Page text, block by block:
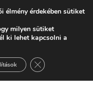
élmény érdekében sütiket
milyen sütiket
ki lehet kapcsolni a
Close GDPR